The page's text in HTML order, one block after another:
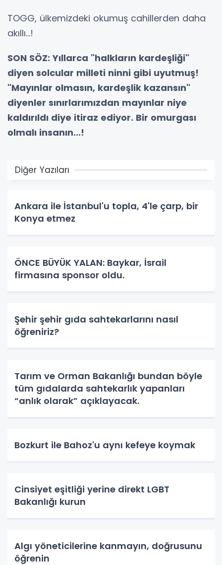
TOGG, ülkemizdeki okumuş cahillerden daha
akıllı...!
SON SÖZ: Yıllarca "halkların kardeşliği"
diyen solcular milleti ninni gibi uyutmuş!
"Mayınlar olmasın, kardeşlik kazansın"
diyenler sınırlarımızdan mayınlar niye
kaldırıldı diye itiraz ediyor. Bir omurgası
olmalı insanın...!
Diğer Yazıları
Ankara ile İstanbul'u topla, 4'le çarp, bir
Konya etmez
ÖNCE BÜYÜK YALAN: Baykar, İsrail
firmasına sponsor oldu.
Şehir şehir gıda sahtekarlarını nasıl
öğreniriz?
Tarım ve Orman Bakanlığı bundan böyle
tüm gıdalarda sahtekarlık yapanları
“anlık olarak” açıklayacak.
Bozkurt ile Bahoz'u aynı kefeye koymak
Cinsiyet eşitliği yerine direkt LGBT
Bakanlığı kurun
Algı yöneticilerine kanmayın, doğrusunu
öğrenin